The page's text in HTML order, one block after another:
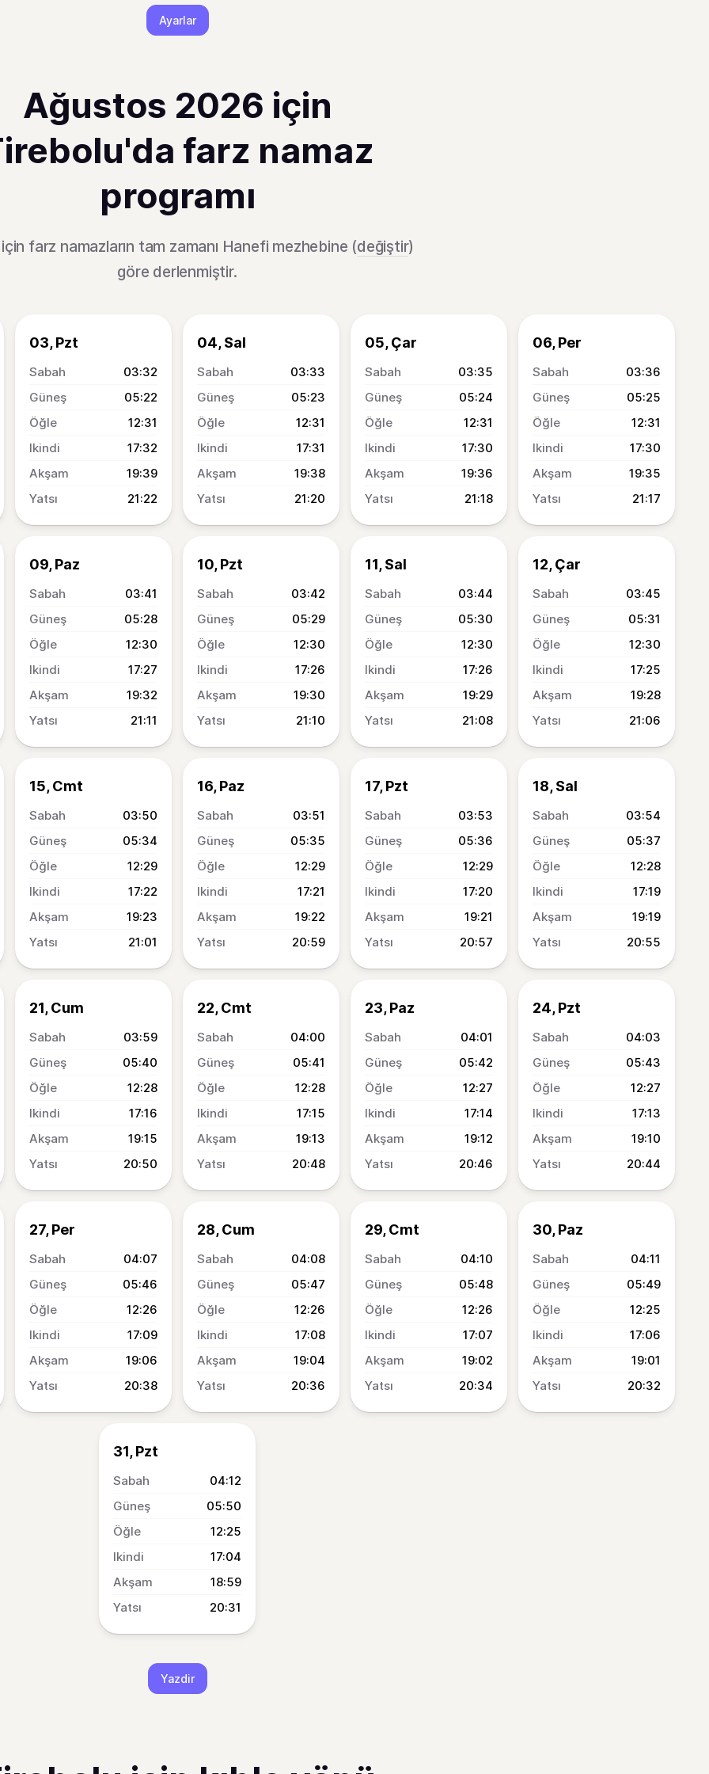
Ayarlar
Ağustos 2026 için
farz namaz
programı
farz namazların tam zamanı Hanefi mezhebine (değiştir)
göre derlenmiştir.
03, Pzt
03:32
05:22
12:31
17:32
19:39
21:22
04, Sal
03:33
05:23
12:31
17:31
19:38
21:20
05, Çar
03:35
05:24
12:31
17:30
19:36
21:18
06, Per
03:36
05:25
12:31
17:30
19:35
21:17
09, Paz
03:41
05:28
12:30
17:27
19:32
21:11
10, Pzt
03:42
05:29
12:30
17:26
19:30
21:10
11, Sal
03:44
05:30
12:30
17:26
19:29
21:08
12, Çar
03:45
05:31
12:30
17:25
19:28
21:06
15, Cmt
03:50
05:34
12:29
17:22
19:23
21:01
16, Paz
03:51
05:35
12:29
17:21
19:22
20:59
17, Pzt
03:53
05:36
12:29
17:20
19:21
20:57
18, Sal
03:54
05:37
12:28
17:19
19:19
20:55
21, Cum
03:59
05:40
12:28
17:16
19:15
20:50
22, Cmt
04:00
05:41
12:28
17:15
19:13
20:48
23, Paz
04:01
05:42
12:27
17:14
19:12
20:46
24, Pzt
04:03
05:43
12:27
17:13
19:10
20:44
27, Per
04:07
05:46
12:26
17:09
19:06
20:38
28, Cum
04:08
05:47
12:26
17:08
19:04
20:36
29, Cmt
04:10
05:48
12:26
17:07
19:02
20:34
30, Paz
04:11
05:49
12:25
17:06
19:01
20:32
31, Pzt
04:12
05:50
12:25
17:04
18:59
20:31
Yazdir